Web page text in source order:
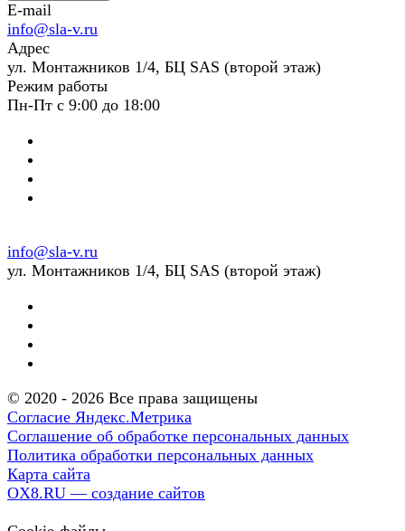
E-mail
info@sla-v.ru
Адрес
ул. Монтажников 1/4, БЦ SAS (второй этаж)
Режим работы
Пн-Пт с 9:00 до 18:00
info@sla-v.ru
ул. Монтажников 1/4, БЦ SAS (второй этаж)
© 2020 - 2026 Все права защищены
Согласие Яндекс.Метрика
Соглашение об обработке персональных данных
Политика обработки персональных данных
Карта сайта
OX8.RU — создание сайтов